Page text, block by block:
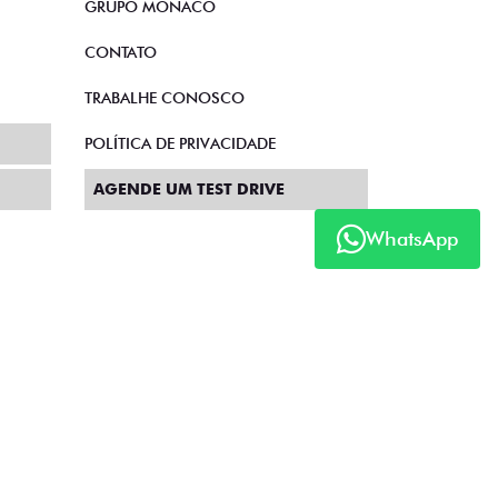
WhatsApp
GRUPO MÔNACO
CONTATO
TRABALHE CONOSCO
POLÍTICA DE PRIVACIDADE
AGENDE UM TEST DRIVE